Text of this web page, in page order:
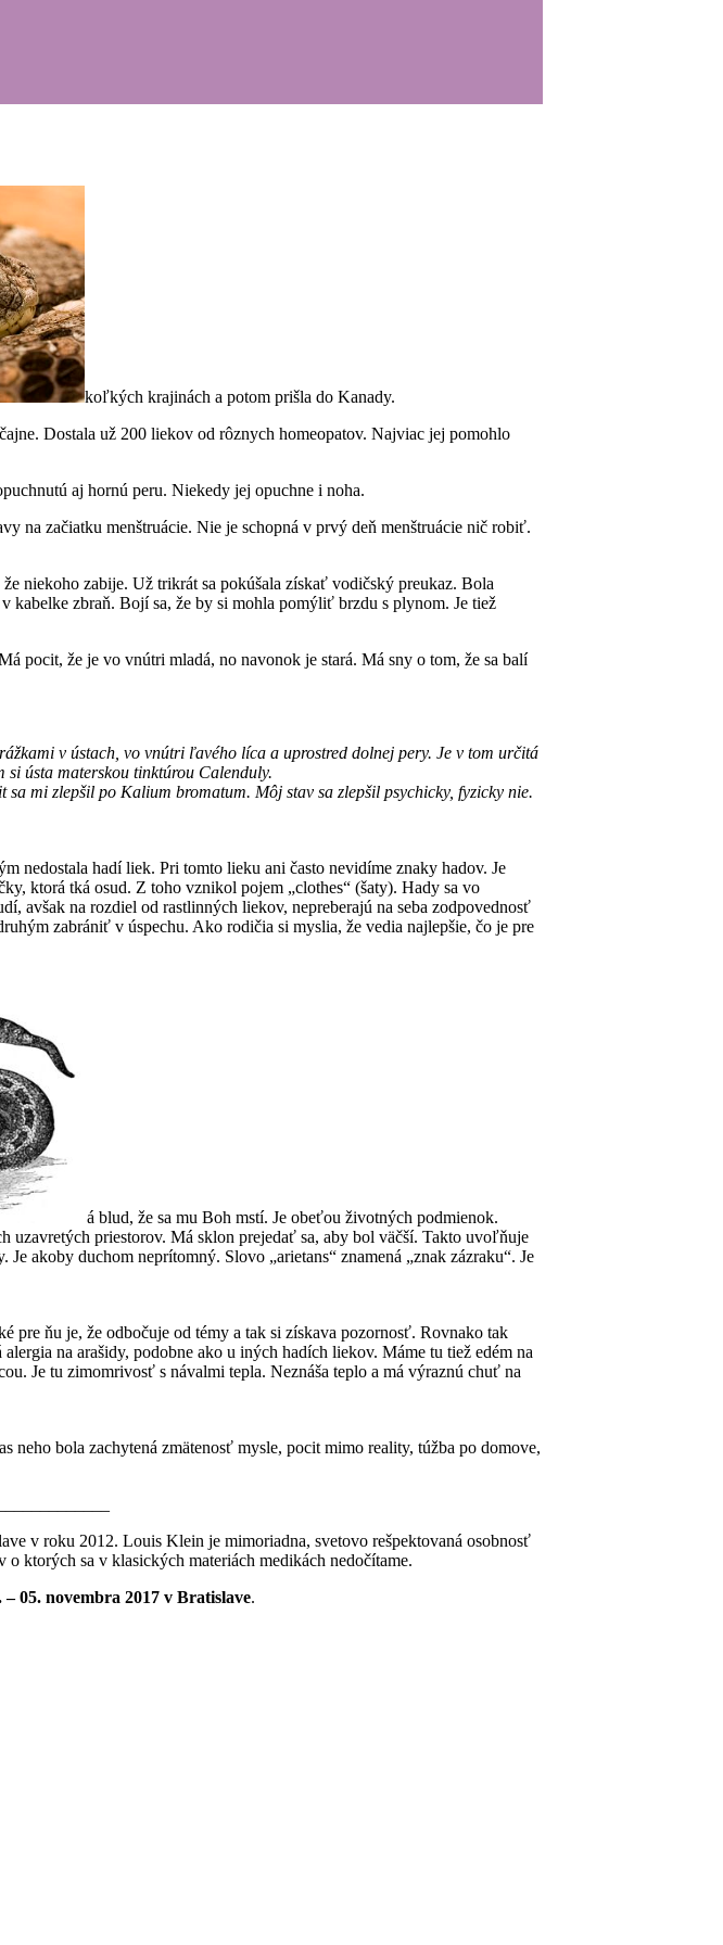
koľkých krajinách a potom prišla do Kanady.
Dostala už 200 liekov od rôznych homeopatov. Najviac jej pomohlo
aj hornú peru. Niekedy jej opuchne i noha.
na začiatku menštruácie. Nie je schopná v prvý deň menštruácie nič robiť.
niekoho zabije. Už trikrát sa pokúšala získať vodičský preukaz. Bola
kabelke zbraň. Bojí sa, že by si mohla pomýliť brzdu s plynom. Je tiež
pocit, že je vo vnútri mladá, no navonok je stará. Má sny o tom, že sa balí
v ústach, vo vnútri ľavého líca a uprostred dolnej pery. Je v tom určitá
ústa materskou tinktúrou Calenduly.
mi zlepšil po Kalium bromatum. Môj stav sa zlepšil psychicky, fyzicky nie.
nedostala hadí liek. Pri tomto lieku ani často nevidíme znaky hadov. Je
ktorá tká osud. Z toho vznikol pojem „clothes“ (šaty). Hady sa vo
avšak na rozdiel od rastlinných liekov, nepreberajú na seba zodpovednosť
zabrániť v úspechu. Ako rodičia si myslia, že vedia najlepšie, čo je pre
á blud, že sa mu Boh mstí. Je obeťou životných podmienok.
priestorov. Má sklon prejedať sa, aby bol väčší. Takto uvoľňuje
akoby duchom neprítomný. Slovo „arietans“ znamená „znak zázraku“. Je
ňu je, že odbočuje od témy a tak si získava pozornosť. Rovnako tak
na arašidy, podobne ako u iných hadích liekov. Máme tu tiež edém na
Je tu zimomrivosť s návalmi tepla. Neznáša teplo a má výraznú chuť na
bola zachytená zmätenosť mysle, pocit mimo reality, túžba po domove,
v roku 2012. Louis Klein je mimoriadna, svetovo rešpektovaná osobnosť
ktorých sa v klasických materiách medikách nedočítame.
– 05. novembra 2017 v Bratislave.